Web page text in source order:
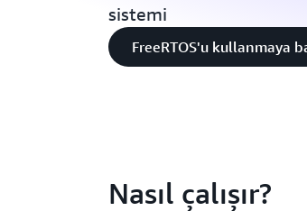
sistemi
FreeRTOS'u kullanmaya
Nasıl çalışır?